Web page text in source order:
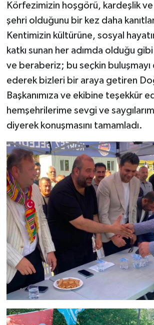
Körfezimizin hoşgörü, kardeşlik ve
şehri olduğunu bir kez daha
Kentimizin kültürüne, sosyal
katkı sunan her adımda olduğu
ve beraberiz; bu seçkin buluşmayı
ederek bizleri bir araya getiren
Başkanımıza ve ekibine teşekkür
hemşehrilerime sevgi ve
diyerek konuşmasını tamamladı.